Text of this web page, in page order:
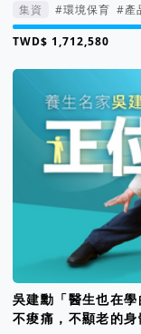
集資 #環境保育 #產
集資進度 1713%
吳建勳「醫生也在
不痠痛，不顯老的身